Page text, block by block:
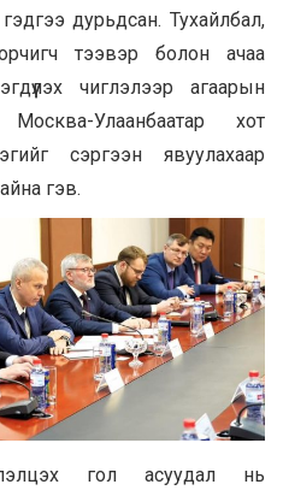
дурьдсан. Тухайлбал,
тээвэр болон ачаа
чиглэлээр агаарын
Улаанбаатар хот
сэргээн явуулахаар
гэв.
гол асуудал нь